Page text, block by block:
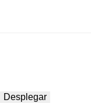
Desplegar